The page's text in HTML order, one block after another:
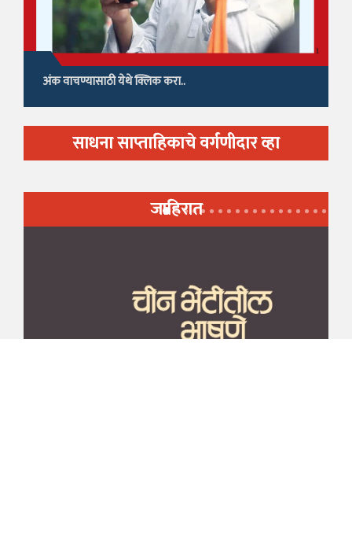
अंक वाचण्यासाठी येथे क्लिक करा..
साधना साप्ताहिकाचे वर्गणीदार व्हा
जाहिरात